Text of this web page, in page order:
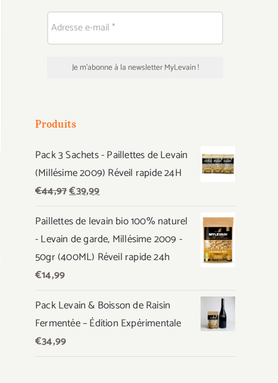
Produits
Pack 3 Sachets - Paillettes de Levain
(Millésime 2009) Réveil rapide 24H
€44,97Le
initial
était :
€44,97.
€39,99Le
actuel
est :
€39,99.
Paillettes de levain bio 100% naturel
- Levain de garde, Millésime 2009 -
50gr (400ML) Réveil rapide 24h
€14,99
Pack Levain & Boisson de Raisin
Fermentée – Édition Expérimentale
€34,99